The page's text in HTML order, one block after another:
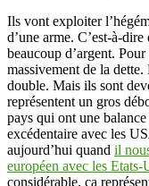
Ils vont exploiter
d’une arme. C’est-à-
beaucoup d’argent.
massivement de la
double. Mais ils sont
représentent un gros
pays qui ont une
excédentaire avec les
aujourd’hui quand il
européen avec les Etats-
considérable, ça